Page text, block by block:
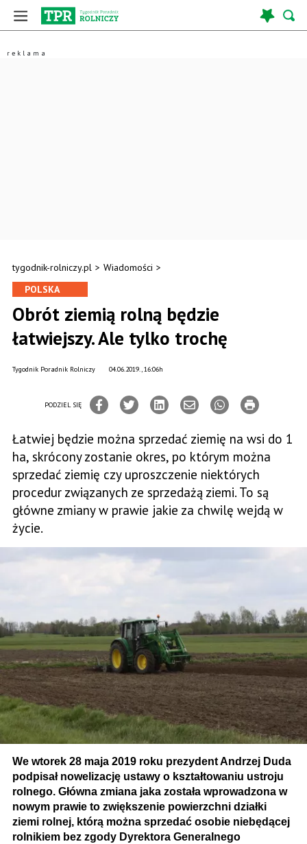
tygodnik-rolniczy.pl > Wiadomości >
POLSKA
Obrót ziemią rolną będzie
łatwiejszy. Ale tylko trochę
04.06.2019., 16:06h
Tygodnik Poradnik Rolniczy
PODZIEL SIĘ
Łatwiej będzie można sprzedać ziemię na wsi do 1
ha, skrócony zostanie okres, po którym można
sprzedać ziemię czy uproszczenie niektórych
procedur związanych ze sprzedażą ziemi. To są
główne zmiany w prawie jakie za chwilę wejdą w
życie.
We wtorek 28 maja 2019 roku prezydent Andrzej Duda
podpisał nowelizację ustawy o kształtowaniu ustroju
rolnego. Główna zmiana jaka została wprowadzona w
nowym prawie to zwiększenie powierzchni działki
ziemi rolnej, którą można sprzedać osobie niebędącej
rolnikiem bez zgody Dyrektora Generalnego